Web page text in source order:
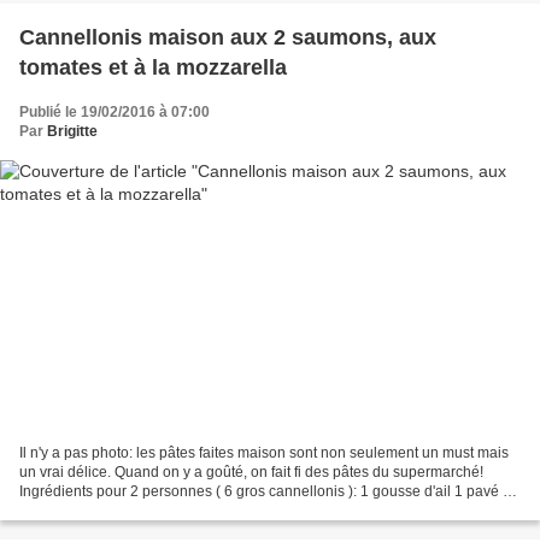
Cannellonis maison aux 2 saumons, aux
tomates et à la mozzarella
Publié le 19/02/2016 à 07:00
Par Brigitte
Il n'y a pas photo: les pâtes faites maison sont non seulement un must mais
un vrai délice. Quand on y a goûté, on fait fi des pâtes du supermarché!
Ingrédients pour 2 personnes ( 6 gros cannellonis ): 1 gousse d'ail 1 pavé de